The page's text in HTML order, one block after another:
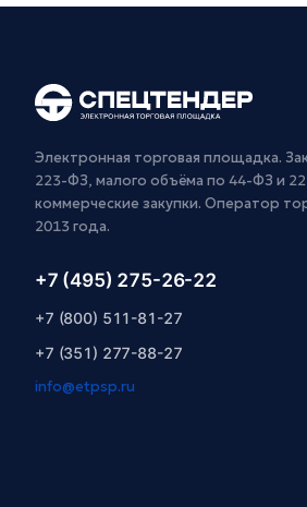
Электронная торговая площадка.
223-ФЗ, малого объёма по 44-ФЗ и
коммерческие закупки. Оператор
2013 года.
+7 (495) 275-26-22
+7 (800) 511-81-27
+7 (351) 277-88-27
info@etpsp.ru